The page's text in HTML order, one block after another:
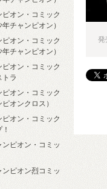
発
ピオン・コミック
チャンピオン）
ピオン・コミック
チャンピオン）
オン・コミック
トラ
ピオン・コミック
オンクロス）
ピオン・コミック
ンピオン・コミッ
ンピオン烈コミッ